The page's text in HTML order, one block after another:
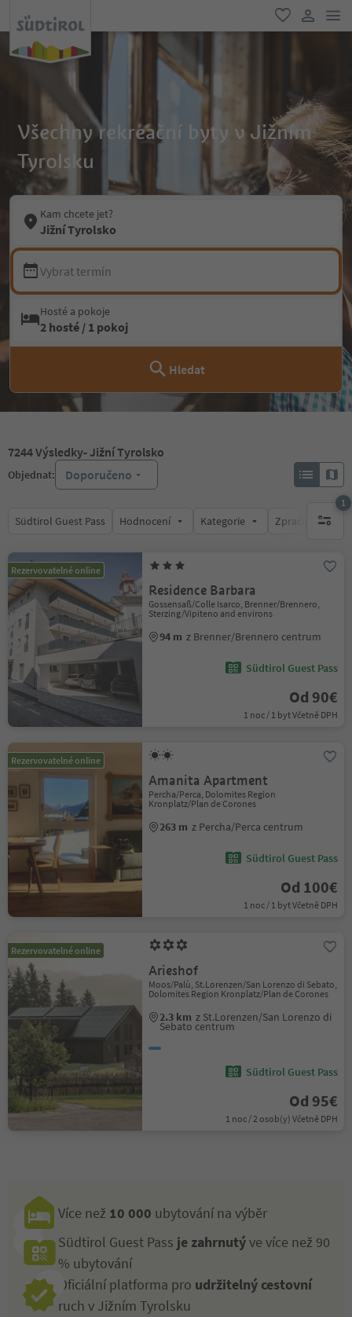
oblíbené
Všechny rekreační byty v Jižním
Tyrolsku
Kam chcete jet?
Jižní Tyrolsko
Vybrat termín
Hosté a pokoje
2 hosté / 1 pokoj
Hledat
7244Výsledky- Jižní Tyrolsko
Objednat: Doporučeno
Südtirol Guest Pass Hodnocení Kategorie Zpracovává
1
1
Rezervovatelné online
Residence Barbara
Gossensaß/Colle Isarco, Brenner/Brennero,
Sterzing/Vipiteno and environs
94 m z Brenner/Brennero centrum
Südtirol Guest Pass
Od 90€
1 noc / 1 byt Včetně DPH
Rezervovatelné online
Amanita Apartment
Percha/Perca, Dolomites Region
Kronplatz/Plan de Corones
263 m z Percha/Perca centrum
Südtirol Guest Pass
Od 100€
1 noc / 1 byt Včetně DPH
Rezervovatelné online
Arieshof
Moos/Palù, St.Lorenzen/San Lorenzo di Sebato,
Dolomites Region Kronplatz/Plan de Corones
2.3 km z St.Lorenzen/San Lorenzo di
Sebato centrum
Südtirol Guest Pass
Od 95€
1 noc / 2 osob(y) Včetně DPH
Více než 10 000 ubytování na výběr
Südtirol Guest Pass je zahrnutýve více než 90
% ubytování
Oficiální platforma pro udržitelný cestovní
ruch v Jižním Tyrolsku